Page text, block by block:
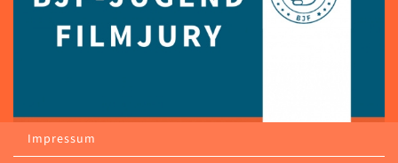
Impressum